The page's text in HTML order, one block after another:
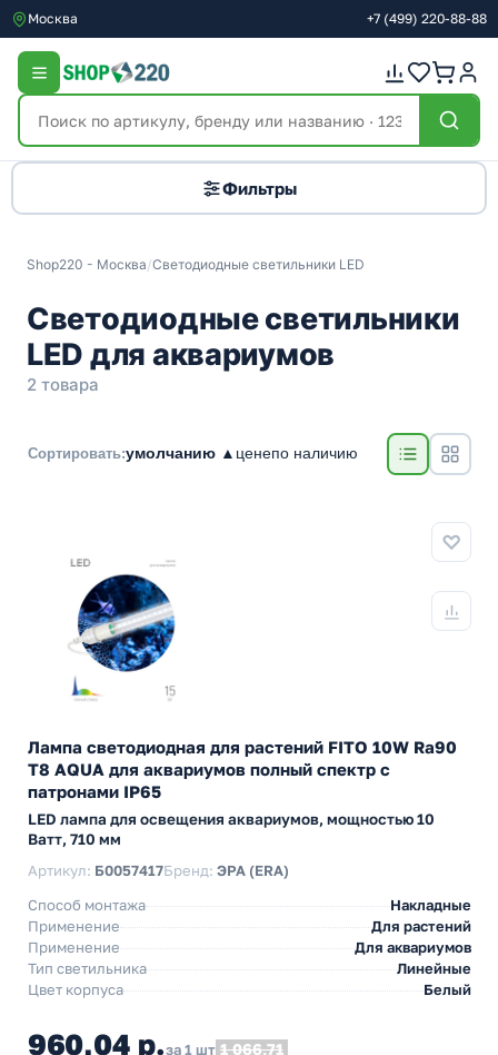
Москва +7 (499) 220-88-88
Фильтры
Shop220 - Москва/Светодиодные светильники LED
Светодиодные светильники
LED для аквариумов
2 товара
Сортировать:умолчанию ▲ ценепо наличию
Лампа светодиодная для растений FITO 10W Ra90
Т8 AQUA для аквариумов полный спектр с
патронами IP65
LED лампа для освещения аквариумов, мощностью 10
Ватт, 710 мм
Артикул: Б0057417Бренд: ЭРА (ERA)
Способ монтажа
Накладные
Применение
Для растений
Применение
Для аквариумов
Тип светильника
Линейные
Цвет корпуса
Белый
960,04 р.за 1 шт 1 066,71